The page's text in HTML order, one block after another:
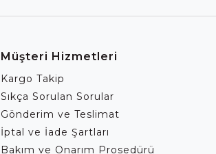
Müşteri Hizmetleri
Kargo Takip
Sıkça Sorulan Sorular
Gönderim ve Teslimat
İptal ve İade Şartları
Bakım ve Onarım Prosedürü